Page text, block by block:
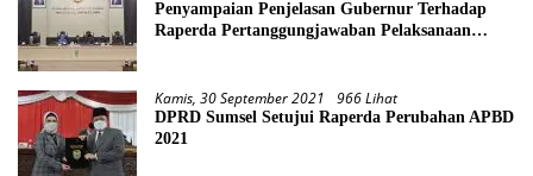
Penyampaian Penjelasan Gubernur Terhadap
Raperda Pertanggungjawaban Pelaksanaan
Kamis, 30 September 2021 966 Lihat
DPRD Sumsel Setujui Raperda Perubahan APBD
2021